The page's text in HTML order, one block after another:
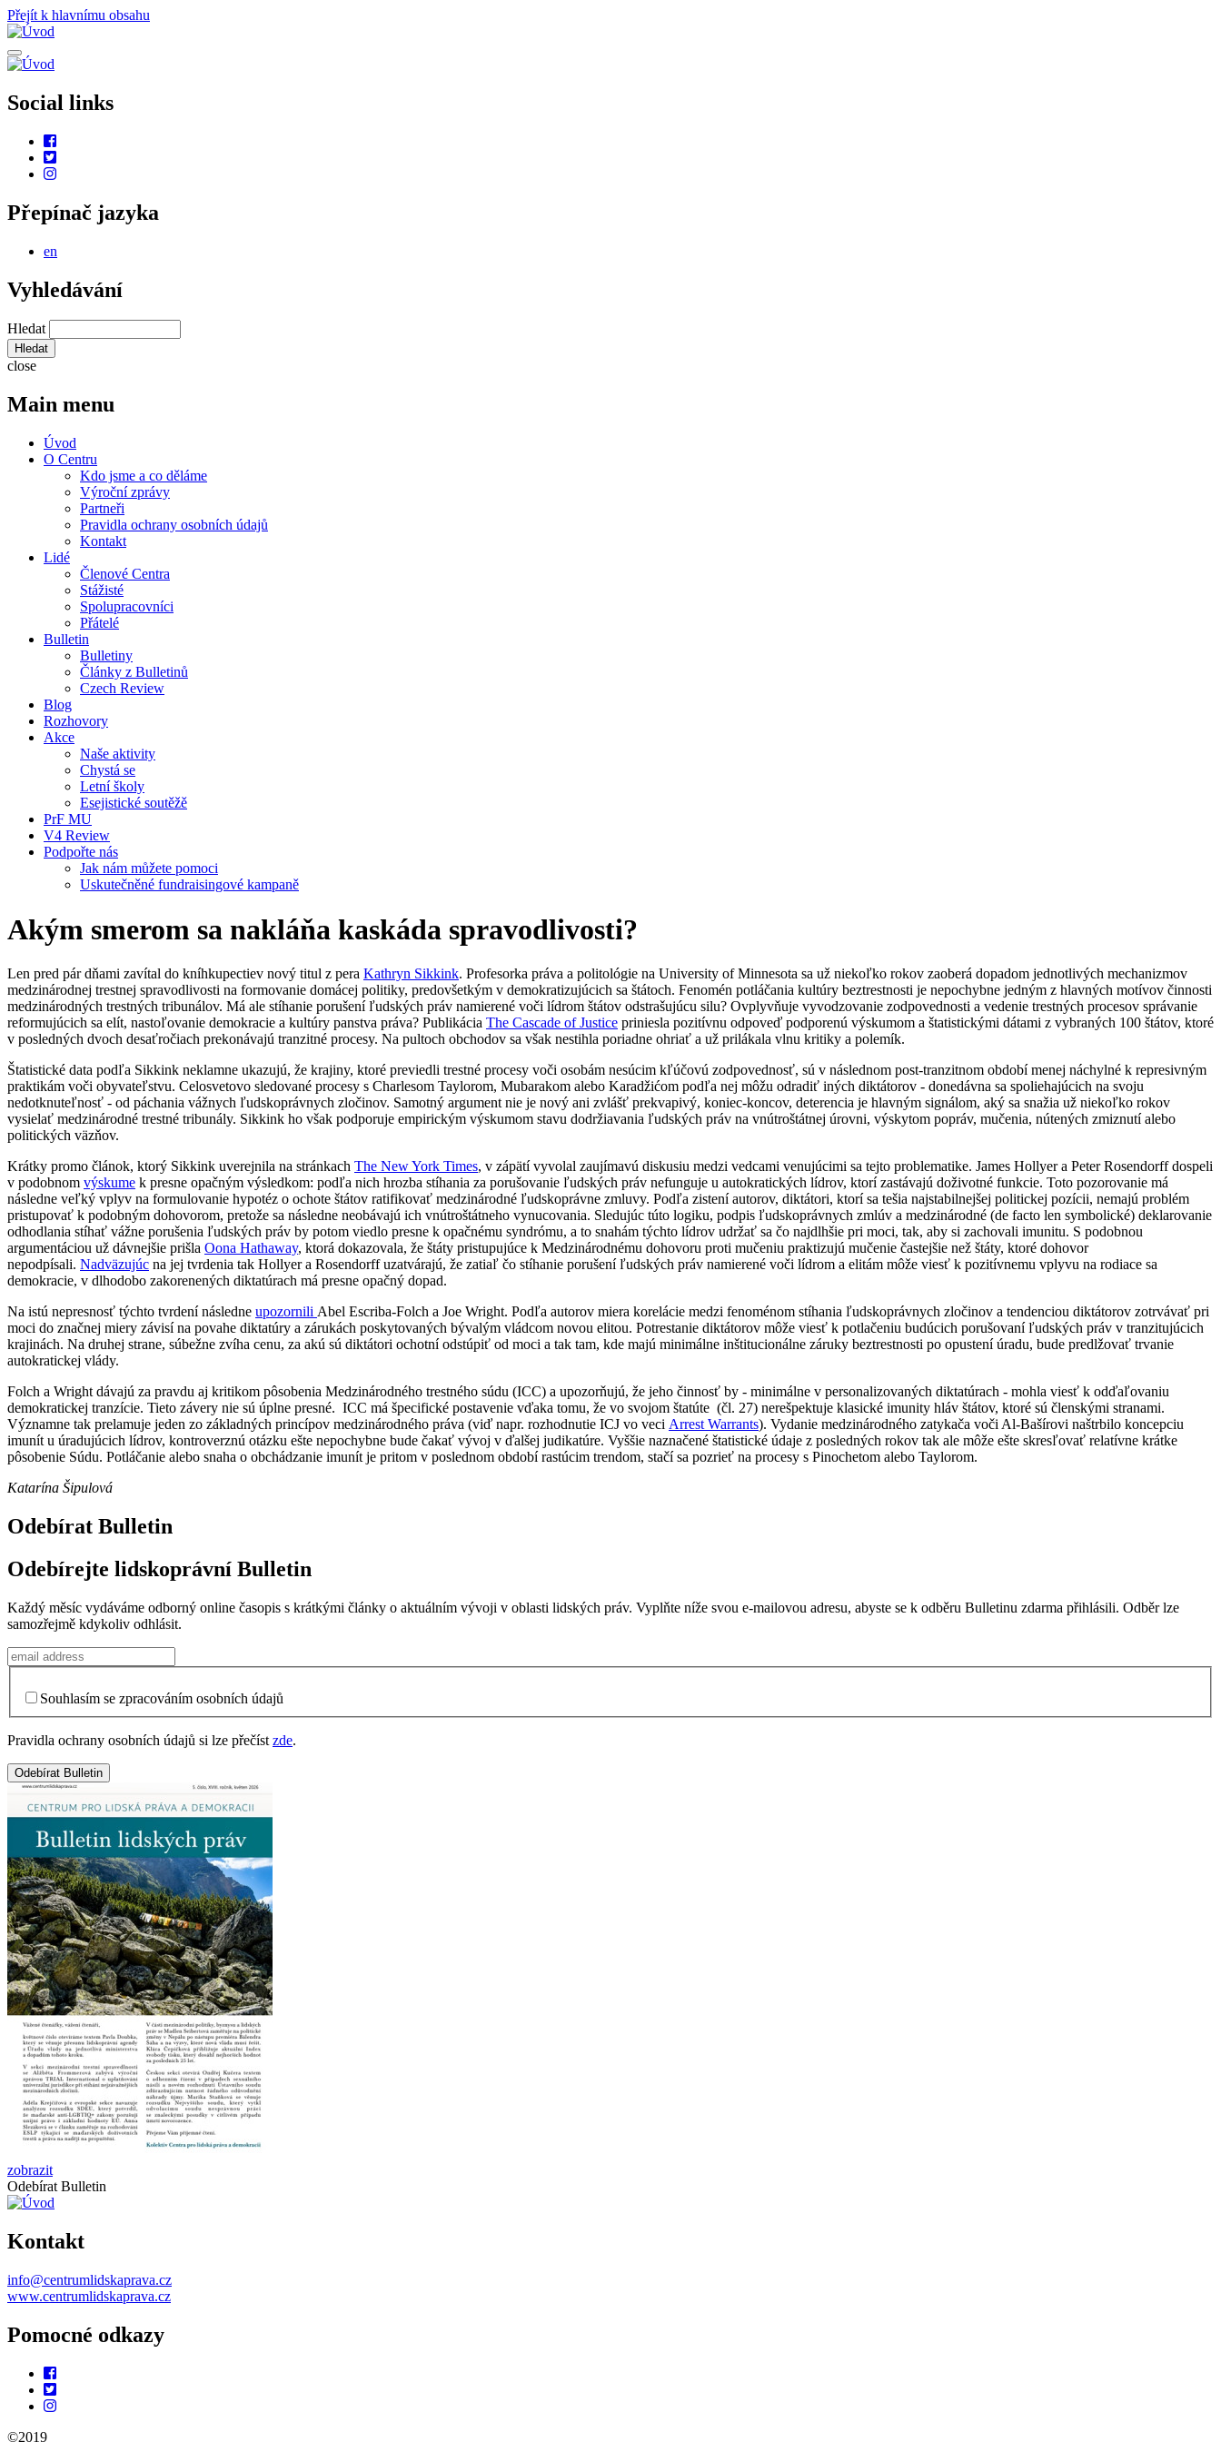
Přejít k hlavnímu obsahu
Social links
Přepínač jazyka
en
Vyhledávání
Hledat
close
Main menu
Úvod
O Centru
Kdo jsme a co děláme
Výroční zprávy
Partneři
Pravidla ochrany osobních údajů
Kontakt
Lidé
Členové Centra
Stážisté
Spolupracovníci
Přátelé
Bulletin
Bulletiny
Články z Bulletinů
Czech Review
Blog
Rozhovory
Akce
Naše aktivity
Chystá se
Letní školy
Esejistické soutěžě
PrF MU
V4 Review
Podpořte nás
Jak nám můžete pomoci
Uskutečněné fundraisingové kampaně
Akým smerom sa nakláňa kaskáda spravodlivosti?
Len pred pár dňami zavítal do kníhkupectiev nový titul z pera Kathryn Sikkink. Profesorka práva a politológie na University of Minnesota sa už niekoľko rokov zaoberá dopadom jednotlivých mechanizmov
medzinárodnej trestnej spravodlivosti na formovanie domácej politiky, predovšetkým v demokratizujúcich sa štátoch. Fenomén potláčania kultúry beztrestnosti je nepochybne jedným z hlavných motívov činnosti
medzinárodných trestných tribunálov. Má ale stíhanie porušení ľudských práv namierené voči lídrom štátov odstrašujúcu silu? Ovplyvňuje vyvodzovanie zodpovednosti a vedenie trestných procesov správanie
reformujúcich sa elít, nastoľovanie demokracie a kultúry panstva práva? Publikácia The Cascade of Justice priniesla pozitívnu odpoveď podporenú výskumom a štatistickými dátami z vybraných 100 štátov, ktoré
v posledných dvoch desaťročiach prekonávajú tranzitné procesy. Na pultoch obchodov sa však nestihla poriadne ohriať a už prilákala vlnu kritiky a polemík.
Štatistické data podľa Sikkink neklamne ukazujú, že krajiny, ktoré previedli trestné procesy voči osobám nesúcim kľúčovú zodpovednosť, sú v následnom post-tranzitnom období menej náchylné k represivným
praktikám voči obyvateľstvu. Celosvetovo sledované procesy s Charlesom Taylorom, Mubarakom alebo Karadžićom podľa nej môžu odradiť iných diktátorov - donedávna sa spoliehajúcich na svoju
nedotknuteľnosť - od páchania vážnych ľudskoprávnych zločinov. Samotný argument nie je nový ani zvlášť prekvapivý, koniec-koncov, deterencia je hlavným signálom, aký sa snažia už niekoľko rokov
vysielať medzinárodné trestné tribunály. Sikkink ho však podporuje empirickým výskumom stavu dodržiavania ľudských práv na vnútroštátnej úrovni, výskytom popráv, mučenia, nútených zmiznutí alebo
politických väzňov.
Krátky promo článok, ktorý Sikkink uverejnila na stránkach The New York Times, v zápätí vyvolal zaujímavú diskusiu medzi vedcami venujúcimi sa tejto problematike. James Hollyer a Peter Rosendorff dospeli
v podobnom výskume k presne opačným výsledkom: podľa nich hrozba stíhania za porušovanie ľudských práv nefunguje u autokratických lídrov, ktorí zastávajú doživotné funkcie. Toto pozorovanie má
následne veľký vplyv na formulovanie hypotéz o ochote štátov ratifikovať medzinárodné ľudskoprávne zmluvy. Podľa zistení autorov, diktátori, ktorí sa tešia najstabilnejšej politickej pozícii, nemajú problém
pristupovať k podobným dohovorom, pretože sa následne neobávajú ich vnútroštátneho vynucovania. Sledujúc túto logiku, podpis ľudskoprávnych zmlúv a medzinárodné (de facto len symbolické) deklarovanie
odhodlania stíhať vážne porušenia ľudských práv by potom viedlo presne k opačnému syndrómu, a to snahám týchto lídrov udržať sa čo najdlhšie pri moci, tak, aby si zachovali imunitu. S podobnou
argumentáciou už dávnejšie prišla Oona Hathaway, ktorá dokazovala, že štáty pristupujúce k Medzinárodnému dohovoru proti mučeniu praktizujú mučenie častejšie než štáty, ktoré dohovor
nepodpísali. Nadväzujúc na jej tvrdenia tak Hollyer a Rosendorff uzatvárajú, že zatiaľ čo stíhanie porušení ľudských práv namierené voči lídrom a elitám môže viesť k pozitívnemu vplyvu na rodiace sa
demokracie, v dlhodobo zakorenených diktatúrach má presne opačný dopad.
Na istú nepresnosť týchto tvrdení následne upozornili Abel Escriba-Folch a Joe Wright. Podľa autorov miera korelácie medzi fenoménom stíhania ľudskoprávnych zločinov a tendenciou diktátorov zotrvávať pri
moci do značnej miery závisí na povahe diktatúry a zárukách poskytovaných bývalým vládcom novou elitou. Potrestanie diktátorov môže viesť k potlačeniu budúcich porušovaní ľudských práv v tranzitujúcich
krajinách. Na druhej strane, súbežne zvíha cenu, za akú sú diktátori ochotní odstúpiť od moci a tak tam, kde majú minimálne inštitucionálne záruky beztrestnosti po opustení úradu, bude predlžovať trvanie
autokratickej vlády.
Folch a Wright dávajú za pravdu aj kritikom pôsobenia Medzinárodného trestného súdu (ICC) a upozorňujú, že jeho činnosť by - minimálne v personalizovaných diktatúrach - mohla viesť k odďaľovaniu
demokratickej tranzície. Tieto závery nie sú úplne presné. ICC má špecifické postavenie vďaka tomu, že vo svojom štatúte (čl. 27) nerešpektuje klasické imunity hláv štátov, ktoré sú členskými stranami.
Významne tak prelamuje jeden zo základných princípov medzinárodného práva (viď napr. rozhodnutie ICJ vo veci Arrest Warrants). Vydanie medzinárodného zatykača voči Al-Bašírovi naštrbilo koncepciu
imunít u úradujúcich lídrov, kontroverznú otázku ešte nepochybne bude čakať vývoj v ďalšej judikatúre. Vyššie naznačené štatistické údaje z posledných rokov tak ale môže ešte skresľovať relatívne krátke
pôsobenie Súdu. Potláčanie alebo snaha o obchádzanie imunít je pritom v poslednom období rastúcim trendom, stačí sa pozrieť na procesy s Pinochetom alebo Taylorom.
Katarína Šipulová
Odebírat Bulletin
Odebírejte lidskoprávní Bulletin
Každý měsíc vydáváme odborný online časopis s krátkými články o aktuálním vývoji v oblasti lidských práv. Vyplňte níže svou e-mailovou adresu, abyste se k odběru Bulletinu zdarma přihlásili. Odběr lze
samozřejmě kdykoliv odhlásit.
Souhlasím se zpracováním osobních údajů
Pravidla ochrany osobních údajů si lze přečístzde.
zobrazit
Odebírat Bulletin
Kontakt
info@centrumlidskaprava.cz
www.centrumlidskaprava.cz
Pomocné odkazy
©2019